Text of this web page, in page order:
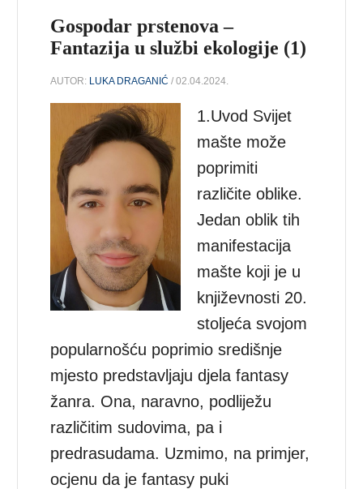
Gospodar prstenova –
Fantazija u službi ekologije (1)
AUTOR: LUKA DRAGANIĆ / 02.04.2024.
1.Uvod Svijet
mašte može
poprimiti
različite oblike.
Jedan oblik tih
manifestacija
mašte koji je u
književnosti 20.
stoljeća svojom
popularnošću poprimio središnje
mjesto predstavljaju djela fantasy
žanra. Ona, naravno, podliježu
različitim sudovima, pa i
predrasudama. Uzmimo, na primjer,
ocjenu da je fantasy puki